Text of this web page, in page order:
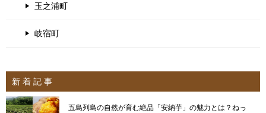
玉之浦町
岐宿町
新 着 記 事
五島列島の自然が育む絶品「安納芋」の魅力とは？ねっ